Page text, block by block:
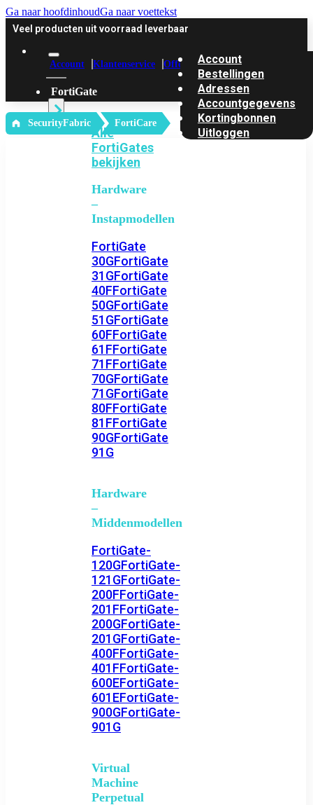
Ga naar hoofdinhoudGa naar voettekst
Veel producten uit voorraad leverbaar
Account Klantenservice Offerte
FortiGate
Alle
FortiGates
bekijken
Hardware
–
Instapmodellen
FortiGate
30GFortiGate
31GFortiGate
40FFortiGate
50GFortiGate
51GFortiGate
60FFortiGate
61FFortiGate
71FFortiGate
70GFortiGate
71GFortiGate
80FFortiGate
81FFortiGate
90GFortiGate
91G
Hardware
–
Middenmodellen
FortiGate-
120GFortiGate-
121GFortiGate-
200FFortiGate-
201FFortiGate-
200GFortiGate-
201GFortiGate-
400FFortiGate-
401FFortiGate-
600EFortiGate-
601EFortiGate-
900GFortiGate-
901G
Virtual
Machine
Perpetual
Account
Bestellingen
Adressen
Accountgegevens
Kortingbonnen
Uitloggen
‎ SecurityFabric FortiCare